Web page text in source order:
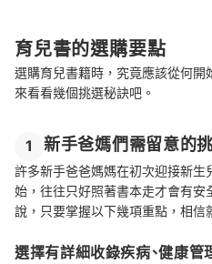
育兒書的選購要點
選購育兒書籍時，究竟應該從何
來看看幾個挑選秘訣吧。
1 新手爸媽們需留意的
許多新手爸爸媽媽在初次迎接新生
始，往往只好照著書本走才會有安
說，只要掌握以下幾項重點，相信
選擇有詳細收錄疾病、健康管